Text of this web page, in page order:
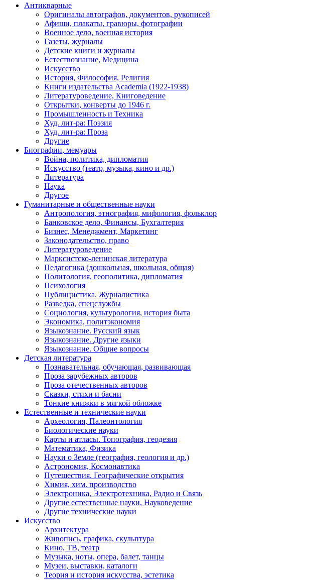
Антикварные
Оригиналы автографов, документов, рукописей
Афиши, плакаты, гравюры, фотографии
Военное дело, военная история
Газеты, журналы
Детские книги и журналы
Естествознание, Медицина
Искусство
История, Философия, Религия
Книги издательства Academia (1922-1938)
Литературоведение, Книговедение
Открытки, конверты до 1946 г.
Промышленность и Техника
Худ. лит-ра: Поэзия
Худ. лит-ра: Проза
Другие
Биографии, мемуары
Война, политика, дипломатия
Искусство (театр, музыка, кино и др.)
Литература
Наука
Другое
Гуманитарные и общественные науки
Антропология, этнография, мифология, фольклор
Банковское дело, Финансы, Бухгалтерия
Бизнес, Менеджмент, Маркетинг
Законодательство, право
Литературоведение
Марксистско-ленинская литература
Педагогика (дошкольная, школьная, общая)
Политология, геополитика, дипломатия
Психология
Публицистика. Журналистика
Разведка, спецслужбы
Социология, культурология, история быта
Экономика, политэкономия
Языкознание. Русский язык
Языкознание. Другие языки
Языкознание. Общие вопросы
Детская литература
Познавательная, обучающая, развивающая
Проза зарубежных авторов
Проза отечественных авторов
Сказки, стихи и басни
Тонкие книжки в мягкой обложке
Естественные и технические науки
Археология, Палеонтология
Биологические науки
Карты и атласы. Топография, геодезия
Математика, Физика
Науки о Земле (география, геология и др.)
Астрономия, Космонавтика
Путешествия. Географические открытия
Химия, хим. производство
Электроника, Электротехника, Радио и Связь
Другие естественные науки, Науковедение
Другие технические науки
Искусство
Архитектура
Живопись, графика, скульптура
Кино, ТВ, театр
Музыка, ноты, опера, балет, танцы
Музеи, выставки, каталоги
Теория и история искусства, эстетика